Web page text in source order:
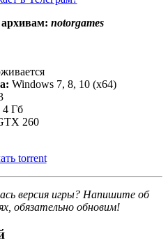
notorgames
Windows 7, 8, 10 (x64)
4 Гб
260
torrent
версия игры? Напишите об
обязательно обновим!